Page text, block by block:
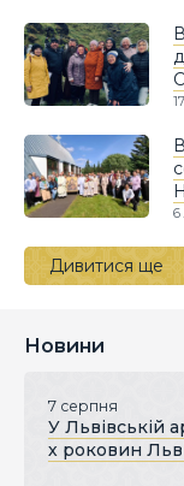
6
Дивитися ще
Новини
7 серпня
У Львівській
х роковин